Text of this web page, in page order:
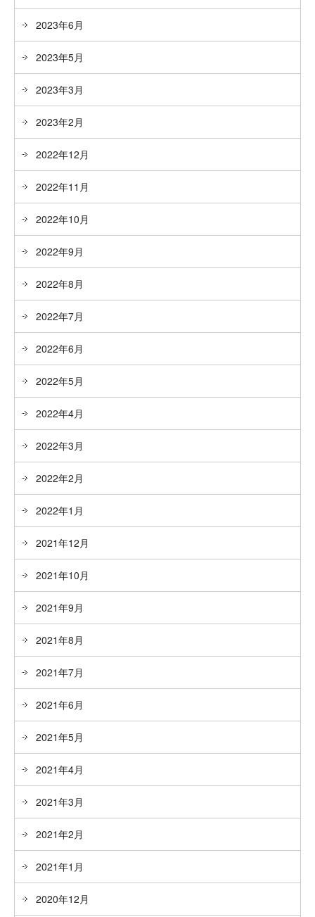
2023年6月
2023年5月
2023年3月
2023年2月
2022年12月
2022年11月
2022年10月
2022年9月
2022年8月
2022年7月
2022年6月
2022年5月
2022年4月
2022年3月
2022年2月
2022年1月
2021年12月
2021年10月
2021年9月
2021年8月
2021年7月
2021年6月
2021年5月
2021年4月
2021年3月
2021年2月
2021年1月
2020年12月